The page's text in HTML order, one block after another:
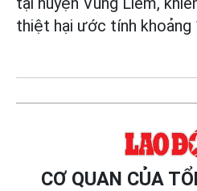
thiệt hại ước tính khoảng
CƠ QUAN CỦA